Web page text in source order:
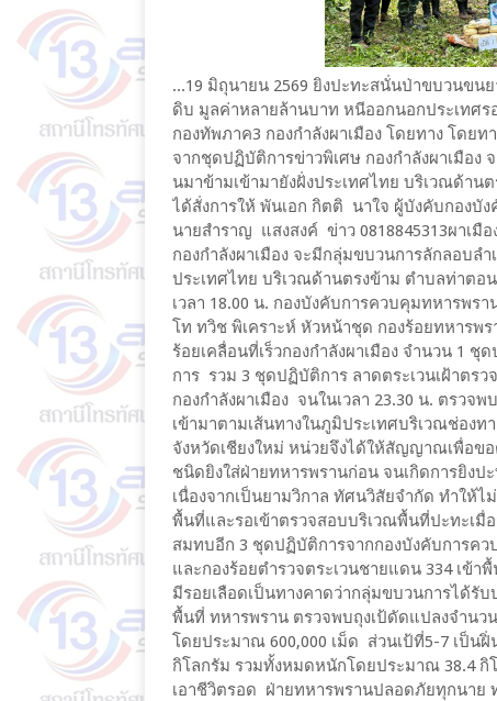
...19 มิถุนายน 2569 ยิงปะทะสนั่นป่าขบวนขน
ดิบ มูลค่าหลายล้านบาท หนีออกนอกประเทศ
กองทัพภาค3 กองกำลังผาเมือง โดยทาง โดย
จากชุดปฏิบัติการข่าวพิเศษ กองกำลังผาเมือง
นมาข้ามเข้ามายังฝั่งประเทศไทย บริเวณด้าน
ได้สั่งการให้ พันเอก กิตติ นาใจ ผู้บังคับกอง
นายสำราญ แสงสงค์ ข่าว 0818845313ผาเมื
กองกำลังผาเมือง จะมีกลุ่มขบวนการลักลอบล
ประเทศไทย บริเวณด้านตรงข้าม ตำบลท่าตอ
เวลา 18.00 น. กองบังคับการควบคุมทหารพร
โท ทวิช พิเคราะห์ หัวหน้าชุด กองร้อยทหารพ
ร้อยเคลื่อนที่เร็วกองกำลังผาเมือง จำนวน 1
การ รวม 3 ชุดปฏิบัติการ ลาดตระเวนเฝ้าตร
กองกำลังผาเมือง จนในเวลา 23.30 น. ตรว
เข้ามาตามเส้นทางในภูมิประเทศบริเวณช่อง
จังหวัดเชียงใหม่ หน่วยจึงได้ให้สัญญาณเพื่อข
ชนิดยิงใส่ฝ่ายทหารพรานก่อน จนเกิดการยิงป
เนื่องจากเป็นยามวิกาล ทัศนวิสัยจำกัด ทำให้
พื้นที่และรอเข้าตรวจสอบบริเวณพื้นที่ปะทะเมื่
สมทบอีก 3 ชุดปฏิบัติการจากกองบังคับการค
และกองร้อยตำรวจตระเวนชายแดน 334 เข้
มีรอยเลือดเป็นทางคาดว่ากลุ่มขบวนการได้รั
พื้นที่ ทหารพราน ตรวจพบถุงเป้ดัดแปลงจำนว
โดยประมาณ 600,000 เม็ด ส่วนเป้ที่5-7 เป็น
กิโลกรัม รวมทั้งหมดหนักโดยประมาณ 38.4
เอาชีวิตรอด ฝ่ายทหารพรานปลอดภัยทุกนาย